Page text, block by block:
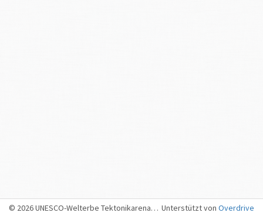
© 2026 UNESCO-Welterbe Tektonikarena Sardona, Sargans Unterstützt von Overdrive